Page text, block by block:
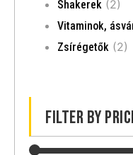
Shakerek (2)
Vitaminok,
Zsírégetők (2)
Filter by